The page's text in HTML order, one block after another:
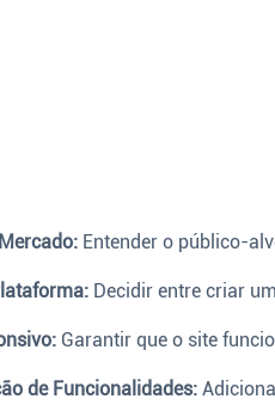
Entender o público-
Decidir entre criar
Garantir que o site
de Funcionalidades: